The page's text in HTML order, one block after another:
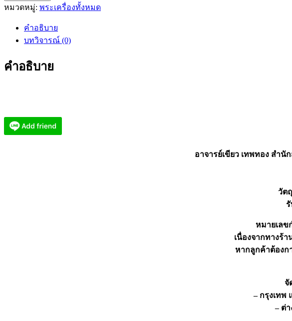
เขียว
ยี่
ชิ้น
หมวดหมู่: พระเครื่องทั้งหมด
คำอธิบาย
บทวิจารณ์ (0)
คำอธิบาย
อาจารย์เขียว เทพทอง สำนั
วัต
หมายเลข
เนื่องจากทางร้า
หากลูกค้าต้องก
จั
– กรุงเทพ
– ต่